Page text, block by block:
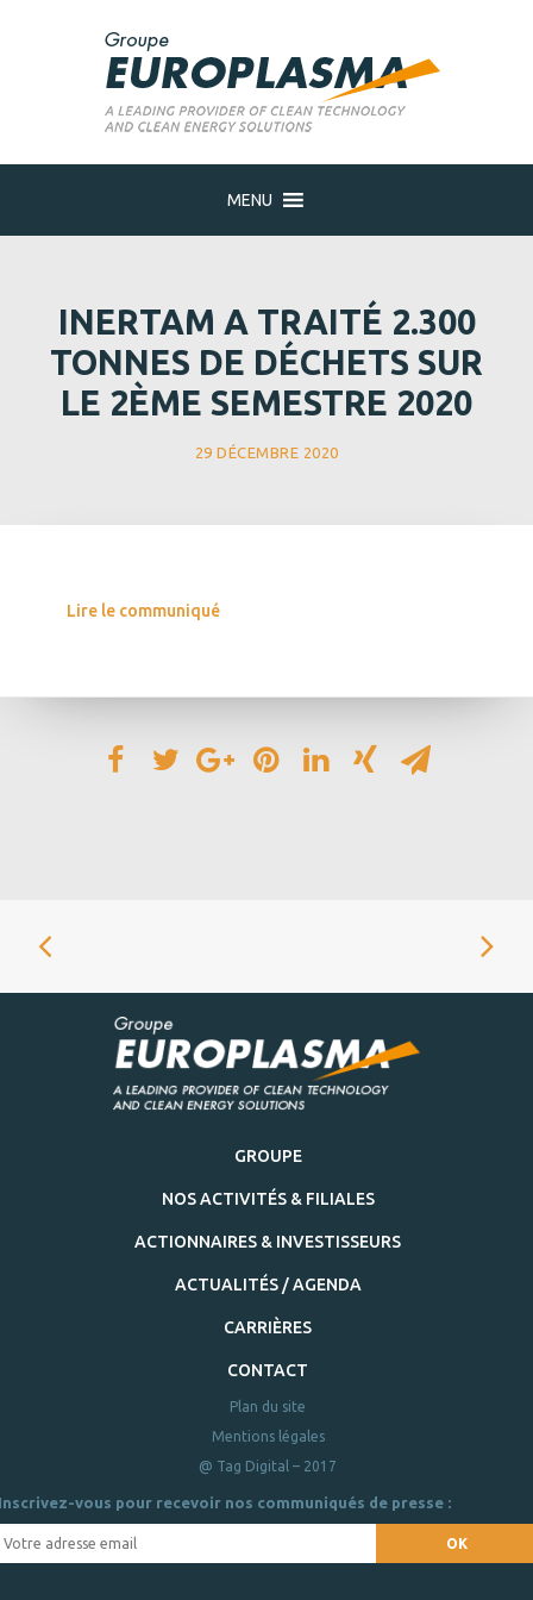
MENU
INERTAM A TRAITÉ 2.300
TONNES DE DÉCHETS SUR
LE 2ÈME SEMESTRE 2020
29 DÉCEMBRE 2020
Lire le communiqué
GROUPE
NOS ACTIVITÉS & FILIALES
ACTIONNAIRES & INVESTISSEURS
ACTUALITÉS / AGENDA
CARRIÈRES
CONTACT
Plan du site
Mentions légales
@ Tag Digital – 2017
vous pour recevoir nos communiqués de presse :